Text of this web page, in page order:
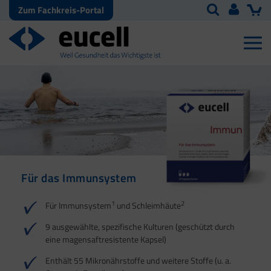
Zum Fachkreis-Portal
Für das Immunsystem
Für Immunsystem1 und Schleimhäute2
9 ausgewählte, spezifische Kulturen (geschützt durch
eine magensaftresistente Kapsel)
Enthält 55 Mikronährstoffe und weitere Stoffe (u. a.
Für Haut, Haare und
4
Für Ihre natürliche